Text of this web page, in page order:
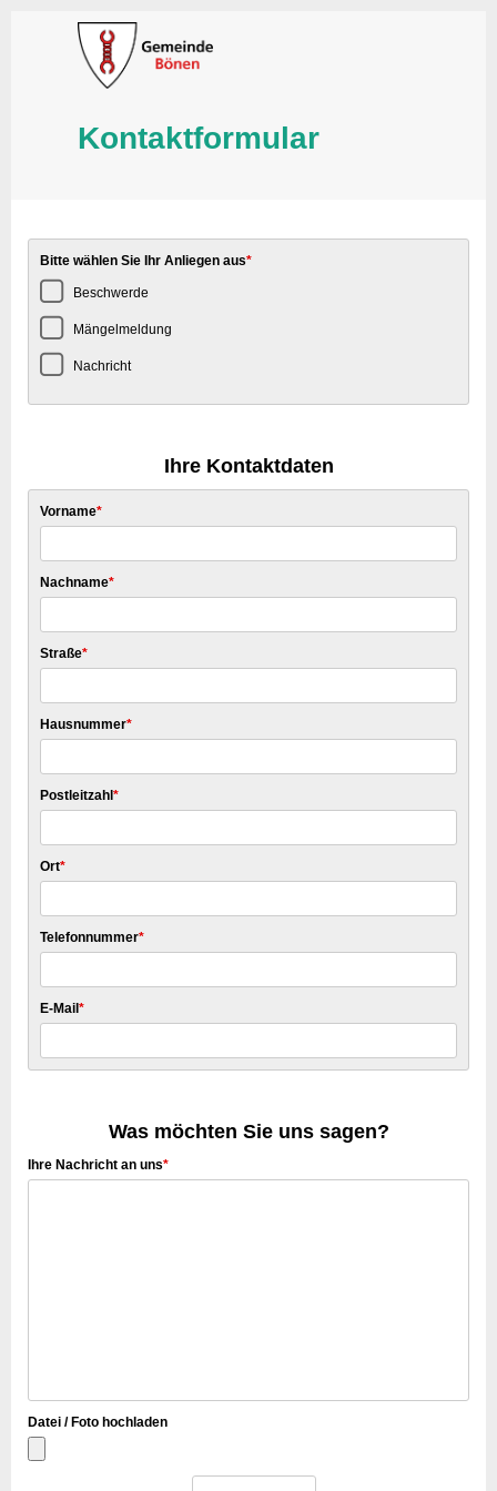
Kontaktformular
Bitte wählen Sie Ihr Anliegen aus*
Beschwerde
Mängelmeldung
Nachricht
Ihre Kontaktdaten
Vorname*
Nachname*
Straße*
Hausnummer*
Postleitzahl *
Ort*
Telefonnummer*
E-Mail *
Was möchten Sie uns sagen?
Ihre Nachricht an uns*
Datei / Foto hochladen